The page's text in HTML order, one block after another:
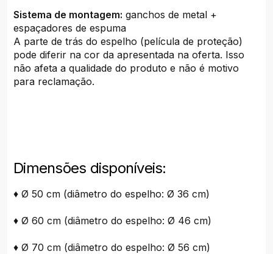
Sistema de montagem: ganchos de metal +
espaçadores de espuma
A parte de trás do espelho (película de proteção)
pode diferir na cor da apresentada na oferta. Isso
não afeta a qualidade do produto e não é motivo
para reclamação.
Dimensões disponíveis:
♦ Ø 50 cm (diâmetro do espelho: Ø 36 cm)
♦ Ø 60 cm (diâmetro do espelho: Ø 46 cm)
♦ Ø 70 cm (diâmetro do espelho: Ø 56 cm)